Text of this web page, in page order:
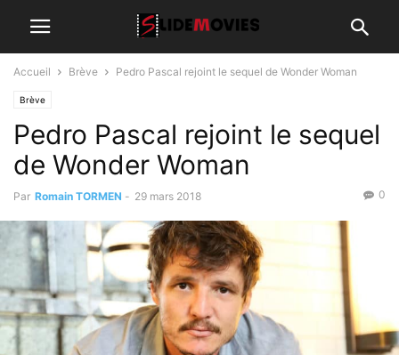
Accueil Brève Pedro Pascal rejoint le sequel de Wonder Woman
Brève
Pedro Pascal rejoint le sequel
de Wonder Woman
Par Romain TORMEN - 29 mars 2018 0